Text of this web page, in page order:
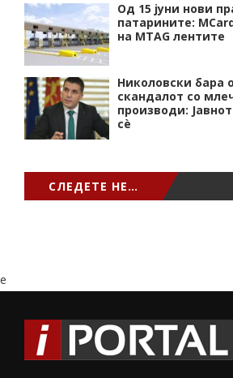
Од 15 јуни нови
патарините:
на MTAG лентите
Николовски бара
скандалот со
производи:
сѐ
СЛЕДЕТЕ НЕ…
e